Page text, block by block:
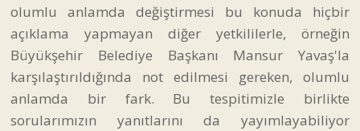
olumlu anlamda değiştirmesi bu konuda hiçbir
açıklama yapmayan diğer yetkililerle, örneğin
Büyükşehir Belediye Başkanı Mansur Yavaş'la
karşılaştırıldığında not edilmesi gereken, olumlu
anlamda bir fark. Bu tespitimizle birlikte
sorularımızın yanıtlarını da yayımlayabiliyor